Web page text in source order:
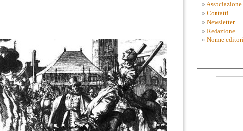
Associazione
Contatti
Newsletter
Redazione
Norme